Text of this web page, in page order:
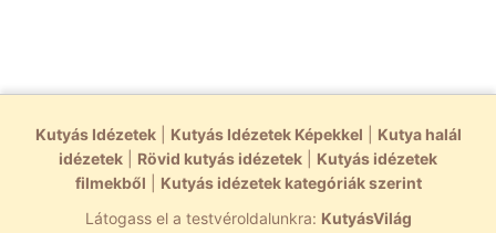
Kutyás Idézetek| Kutyás Idézetek Képekkel
Kutya halál
idézetek
Rövid kutyás idézetek
Kutyás idézetek
filmekből
Kutyás idézetek kategóriák szerint
Látogass el a testvéroldalunkra: KutyásVilág